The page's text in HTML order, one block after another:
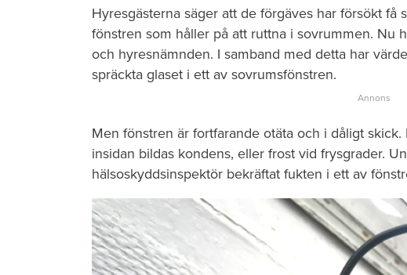
Hyresgästerna säger att de förgäves har försökt få
fönstren som håller på att ruttna i sovrummen. Nu
och hyresnämnden. I samband med detta har
spräckta glaset i ett av sovrumsfönstren.
Men fönstren är fortfarande otäta och i dåligt
insidan bildas kondens, eller frost vid frysgrader.
hälsoskyddsinspektör bekräftat fukten i ett av